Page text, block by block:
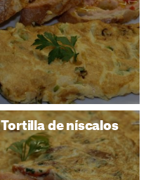
Tortilla de níscalos